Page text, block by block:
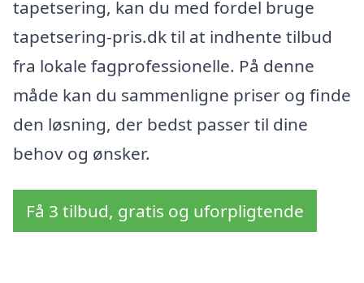
tapetsering, kan du med fordel bruge
tapetsering-pris.dk til at indhente tilbud
fra lokale fagprofessionelle. På denne
måde kan du sammenligne priser og finde
den løsning, der bedst passer til dine
behov og ønsker.
Få 3 tilbud, gratis og uforpligtende